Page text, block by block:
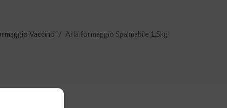
Vaccino Arla formaggio Spalmabile 1.5kg